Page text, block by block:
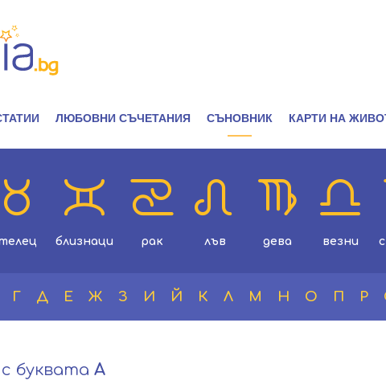
ЛЮБОВНИ СЪЧЕТАНИЯ СЪНОВНИК КАРТИ НА
близнаци рак лъв дева везни
Г Д Е Ж З И Й К Л М Н О П Р
буквата А